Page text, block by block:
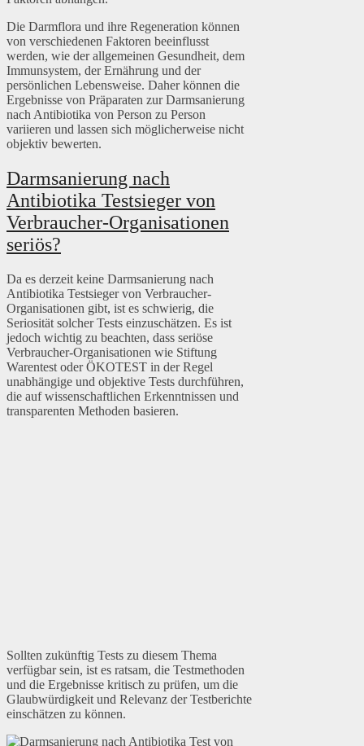
Die Darmflora und ihre Regeneration können
von verschiedenen Faktoren beeinflusst
werden, wie der allgemeinen Gesundheit, dem
Immunsystem, der Ernährung und der
persönlichen Lebensweise. Daher können die
Ergebnisse von Präparaten zur Darmsanierung
nach Antibiotika von Person zu Person
variieren und lassen sich möglicherweise nicht
objektiv bewerten.
Darmsanierung nach
Antibiotika Testsieger von
Verbraucher-Organisationen
seriös?
Da es derzeit keine Darmsanierung nach
Antibiotika Testsieger von Verbraucher-
Organisationen gibt, ist es schwierig, die
Seriosität solcher Tests einzuschätzen. Es ist
jedoch wichtig zu beachten, dass seriöse
Verbraucher-Organisationen wie Stiftung
Warentest oder ÖKOTEST in der Regel
unabhängige und objektive Tests durchführen,
die auf wissenschaftlichen Erkenntnissen und
transparenten Methoden basieren.
Sollten zukünftig Tests zu diesem Thema
verfügbar sein, ist es ratsam, die Testmethoden
und die Ergebnisse kritisch zu prüfen, um die
Glaubwürdigkeit und Relevanz der Testberichte
einschätzen zu können.